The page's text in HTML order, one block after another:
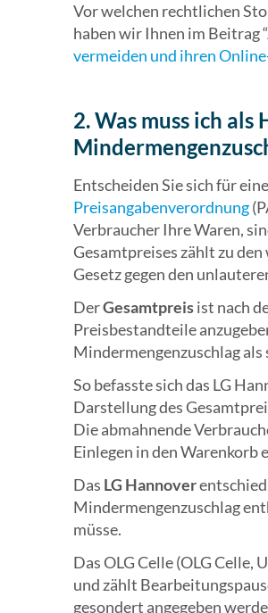
Vor welchen rechtlichen
haben wir Ihnen im Beitrag “
vermeiden und ihren
2. Was muss ich
Entscheiden Sie sich für
Preisangabenverordnung
Verbraucher Ihre Waren,
Gesamtpreises zählt zu
Gesetz gegen den
DerGesamtpreisist nach
Preisbestandteile
Mindermengenzuschlag
So befasste sich das LG
Darstellung des
Die abmahnende
Einlegen in den Warenkorb
Das LG Hannover
Mindermengenzuschlag
müsse.
Das OLG Celle (OLG Celle,
und zählt
gesondert angegeben